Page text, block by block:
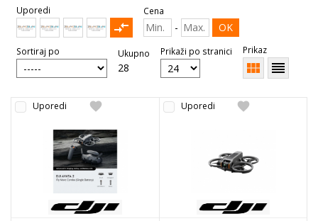
Uporedi
compare_arrows
Cena
- OK
Sortiraj po Ukupno
28
Prikaži po stranici Prikaz
view_module reorder
favorite
Uporedi favorite
Uporedi